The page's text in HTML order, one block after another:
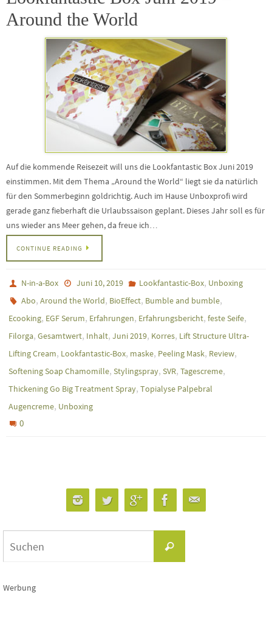
Around the World
Auf die kommende Reisezeit will uns die Lookfantastic Box Juni 2019
einstimmen. Mit dem Thema „Around the World“ liegt sie da natürlich
für den Sommerbeginn goldrichtig. Auch im Hause Unboxprofi wird
gerade ganz fieberhaft die Urlaubssaison geplant. Dieses Jahr soll es für
uns wieder ans Meer gehen, da freue ich…
CONTINUE READING
N-in-a-Box Juni 10, 2019 Lookfantastic-Box, Unboxing
Abo,Around the World, BioEffect, Bumble and bumble,
Ecooking, EGF Serum, Erfahrungen, Erfahrungsbericht, feste Seife,
Filorga, Gesamtwert, Inhalt, Juni 2019, Korres, Lift Structure Ultra-
Lifting Cream, Lookfantastic-Box, maske, Peeling Mask, Review,
Softening Soap Chamomille, Stylingspray, SVR, Tagescreme,
Thickening Go Big Treatment Spray, Topialyse Palpebral
Augencreme, Unboxing
0
Suchen
Werbung